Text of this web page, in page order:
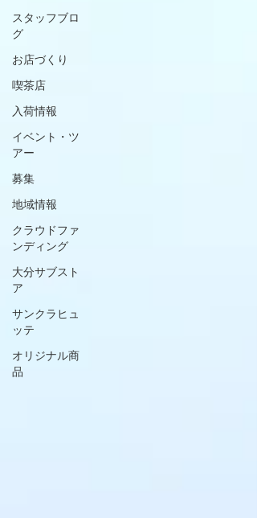
スタッフブロ
グ
お店づくり
喫茶店
入荷情報
イベント・ツ
アー
募集
地域情報
クラウドファ
ンディング
大分サブスト
ア
サンクラヒュ
ッテ
オリジナル商
品